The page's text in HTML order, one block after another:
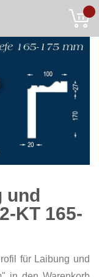
und
KT 165-
für Laibung und